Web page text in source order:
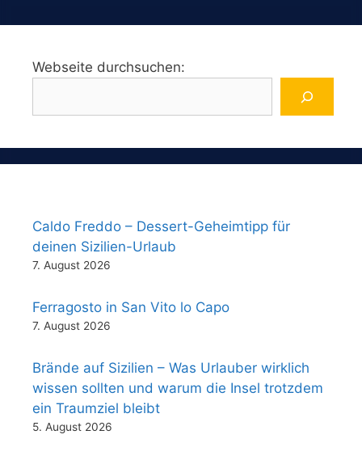
Webseite durchsuchen:
Caldo Freddo – Dessert-Geheimtipp für
deinen Sizilien-Urlaub
7. August 2026
Ferragosto in San Vito lo Capo
7. August 2026
Brände auf Sizilien – Was Urlauber wirklich
wissen sollten und warum die Insel trotzdem
ein Traumziel bleibt
5. August 2026